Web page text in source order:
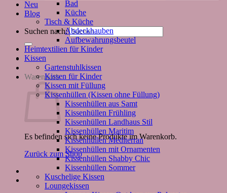
Neu
Blog
Suchen nach:
Warenkorb
Es befinden sich keine Produkte im Warenkorb.
Zurück zum Shop
Bad
Küche
Tisch & Küche
Abdeckhauben
Aufbewahrungsbeutel
Heimtextilien für Kinder
Kissen
Gartenstuhlkissen
Kissen für Kinder
Kissen mit Füllung
Kissenhüllen (Kissen ohne Füllung)
Kissenhüllen aus Samt
Kissenhüllen Frühling
Kissenhüllen Landhaus Stil
Kissenhüllen Maritim
Kissenhüllen Mediterran
Kissenhüllen mit Ornamenten
Kissenhüllen Shabby Chic
Kissenhüllen Sommer
Kuschelige Kissen
Loungekissen